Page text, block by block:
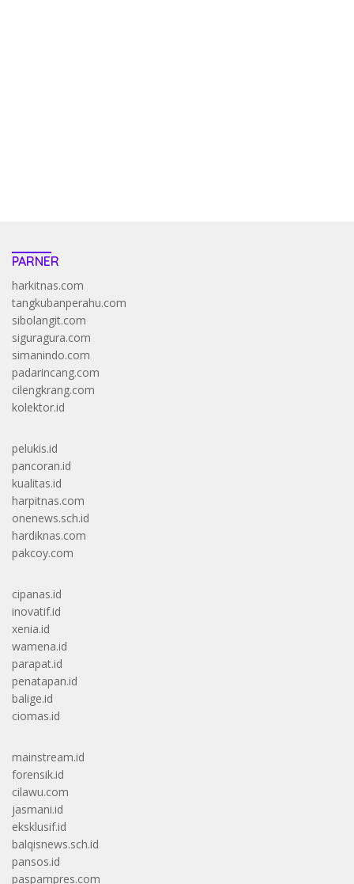
PARNER
harkitnas.com
tangkubanperahu.com
sibolangit.com
siguragura.com
simanindo.com
padarincang.com
cilengkrang.com
kolektor.id
pelukis.id
pancoran.id
kualitas.id
harpitnas.com
onenews.sch.id
hardiknas.com
pakcoy.com
cipanas.id
inovatif.id
xenia.id
wamena.id
parapat.id
penatapan.id
balige.id
ciomas.id
mainstream.id
forensik.id
cilawu.com
jasmani.id
eksklusif.id
balqisnews.sch.id
pansos.id
paspampres.com